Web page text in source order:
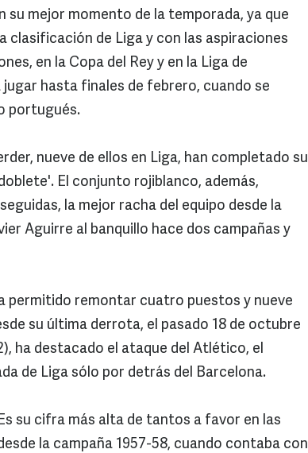
mejor momento de la temporada, ya que
clasificación de Liga y con las aspiraciones
en la Copa del Rey y en la Liga de
jugar hasta finales de febrero, cuando se
portugués.
nueve de ellos en Liga, han completado su
El conjunto rojiblanco, además,
la mejor racha del equipo desde la
Aguirre al banquillo hace dos campañas y
permitido remontar cuatro puestos y nueve
su última derrota, el pasado 18 de octubre
ha destacado el ataque del Atlético, el
de Liga sólo por detrás del Barcelona.
su cifra más alta de tantos a favor en las
la campaña 1957-58, cuando contaba con